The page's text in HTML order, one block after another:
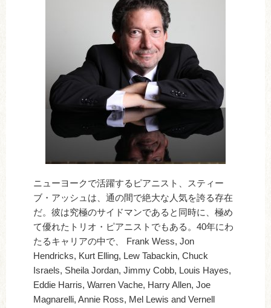
ニューヨークで活躍するピアニスト、スティー
ブ・アッシュは、通の間で絶大な人気を誇る存在
だ。彼は究極のサイドマンであると同時に、極め
て優れたトリオ・ピアニストでもある。40年にわ
たるキャリアの中で、 Frank Wess, Jon
Hendricks, Kurt Elling, Lew Tabackin, Chuck
Israels, Sheila Jordan, Jimmy Cobb, Louis Hayes,
Eddie Harris, Warren Vache, Harry Allen, Joe
Magnarelli, Annie Ross, Mel Lewis and Vernell